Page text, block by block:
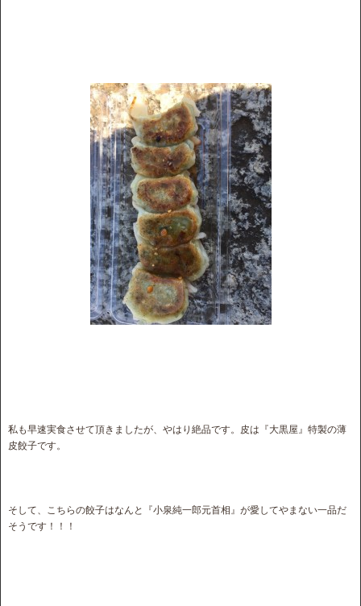
私も早速実食させて頂きましたが、やはり絶品です。皮は『大黒屋』特製の薄
皮餃子です。
そして、こちらの餃子はなんと『小泉純一郎元首相』が愛してやまない一品だ
そうです！！！